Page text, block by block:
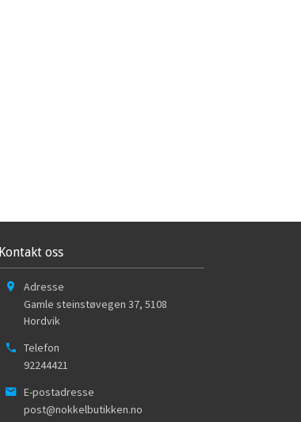
Kontakt oss
Adresse
Gamle steinstøvegen 37, 5108
Hordvik
Telefon
92244421
E-postadresse
post@nokkelbutikken.no